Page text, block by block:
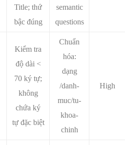
Title; thứ
bậc đúng
semantic
questions
Kiểm tra
độ dài <
70 ký tự;
không
chứa ký
tự đặc biệt
Chuẩn
hóa:
dạng
/danh-
muc/tu-
khoa-
chinh
High